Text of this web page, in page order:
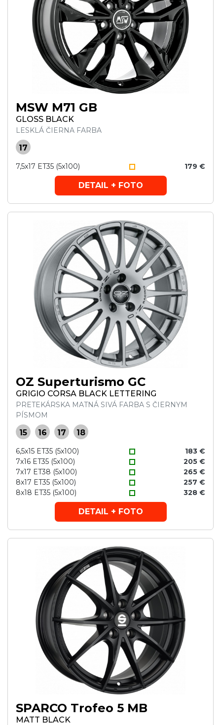
MSW M71 GB
GLOSS BLACK
LESKLÁ ČIERNA FARBA
17
7,5x17 ET35 (5x100) 179 €
DETAIL + FOTO
OZ Superturismo GC
GRIGIO CORSA BLACK LETTERING
PRETEKÁRSKA MATNÁ SIVÁ FARBA S ČIERNYM
PÍSMOM
15 16 17 18
6,5x15 ET35 (5x100)
183 €
7x16 ET35 (5x100)
205 €
7x17 ET38 (5x100)
265 €
8x17 ET35 (5x100)
257 €
8x18 ET35 (5x100)
328 €
DETAIL + FOTO
SPARCO Trofeo 5 MB
MATT BLACK